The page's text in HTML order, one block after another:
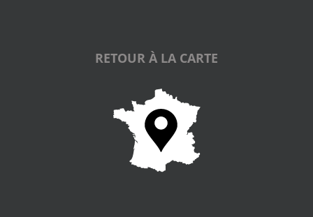
RETOUR À LA CARTE